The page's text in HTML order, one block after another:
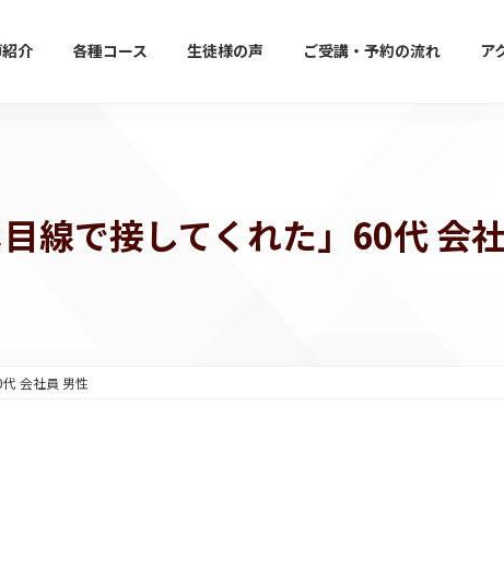
介 各種コース 生徒様の声 ご受講・予約の流れ ア
線で接してくれた」60代 会
会社員 男性